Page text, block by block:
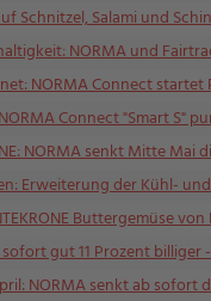
Schnitzel, Salami und
NORMA und
NORMA Connect startet
Connect "Smart S"
NORMA senkt Mitte Mai
Erweiterung der Kühl-
Buttergemüse von
gut 11 Prozent billiger
NORMA senkt ab sofort